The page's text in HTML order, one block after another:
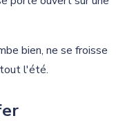
bien, ne se froisse
l'été.